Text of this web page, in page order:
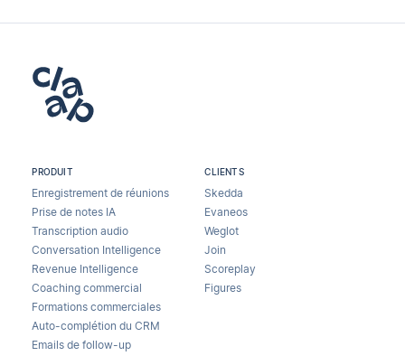
PRODUIT
Enregistrement de réunions
Prise de notes IA
Transcription audio
Conversation Intelligence
Revenue Intelligence
Coaching commercial
Formations commerciales
Auto-complétion du CRM
Emails de follow-up
CLIENTS
Skedda
Evaneos
Weglot
Join
Scoreplay
Figures